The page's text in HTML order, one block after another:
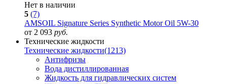
Нет в наличии
5 (7)
AMSOIL Signature Series Synthetic Motor Oil 5W-30
от 2 093 руб.
Технические жидкости
Технические жидкости(1213)
Антифризы
Вода дистиллированная
Жидкость для гидравлических систем